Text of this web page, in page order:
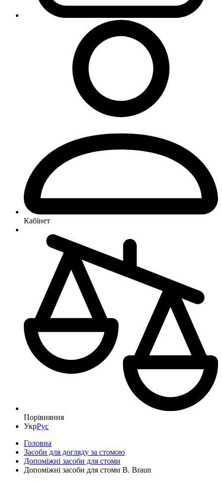
Кабінет
Порівняння
УкрРус
Головна
Засоби для догляду за стомою
Допоміжні засоби для стоми
Допоміжні засоби для стоми B. Braun